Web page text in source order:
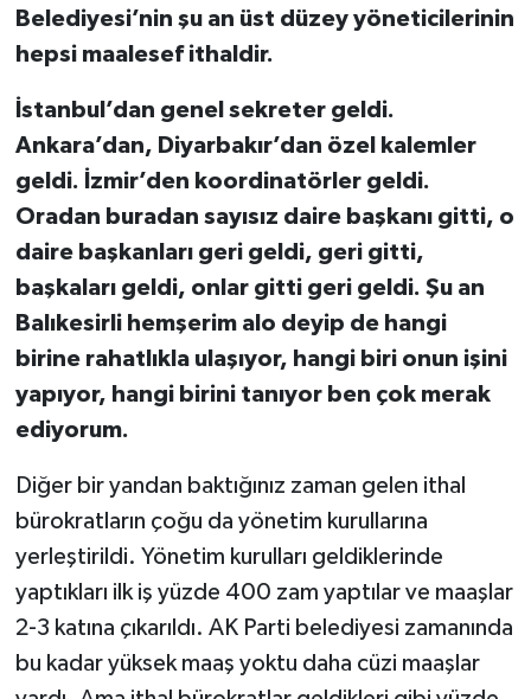
Belediyesi’nin şu an üst düzey yöneticilerinin
hepsi maalesef ithaldir.
İstanbul’dan genel sekreter geldi.
Ankara’dan, Diyarbakır’dan özel kalemler
geldi. İzmir’den koordinatörler geldi.
Oradan buradan sayısız daire başkanı gitti, o
daire başkanları geri geldi, geri gitti,
başkaları geldi, onlar gitti geri geldi. Şu an
Balıkesirli hemşerim alo deyip de hangi
birine rahatlıkla ulaşıyor, hangi biri onun işini
yapıyor, hangi birini tanıyor ben çok merak
ediyorum.
Diğer bir yandan baktığınız zaman gelen ithal
bürokratların çoğu da yönetim kurullarına
yerleştirildi. Yönetim kurulları geldiklerinde
yaptıkları ilk iş yüzde 400 zam yaptılar ve maaşlar
2-3 katına çıkarıldı. AK Parti belediyesi zamanında
bu kadar yüksek maaş yoktu daha cüzi maaşlar